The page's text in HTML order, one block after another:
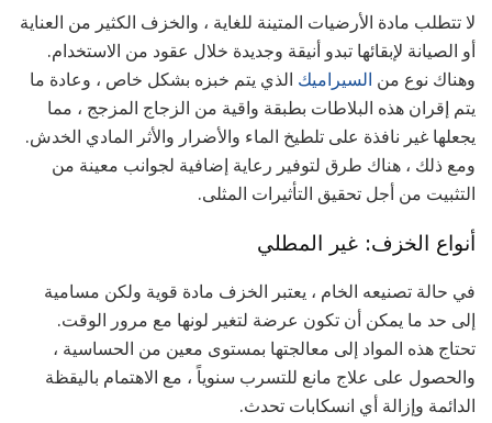
لا تتطلب مادة الأرضيات المتينة للغاية ، والخزف الكثير من العناية
أو الصيانة لإبقائها تبدو أنيقة وجديدة خلال عقود من الاستخدام.
وهناك نوع من السيراميك الذي يتم خبزه بشكل خاص ، وعادة ما
يتم إقران هذه البلاطات بطبقة واقية من الزجاج المزجج ، مما
يجعلها غير نافذة على تلطيخ الماء والأضرار والأثر المادي الخدش.
ومع ذلك ، هناك طرق لتوفير رعاية إضافية لجوانب معينة من
التثبيت من أجل تحقيق التأثيرات المثلى.
أنواع الخزف: غير المطلي
في حالة تصنيعه الخام ، يعتبر الخزف مادة قوية ولكن مسامية
إلى حد ما يمكن أن تكون عرضة لتغير لونها مع مرور الوقت.
تحتاج هذه المواد إلى معالجتها بمستوى معين من الحساسية ،
والحصول على علاج مانع للتسرب سنوياً ، مع الاهتمام باليقظة
الدائمة وإزالة أي انسكابات تحدث.